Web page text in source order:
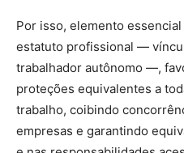
Por isso, elemento
estatuto profissional —
trabalhador autônomo —,
proteções equivalentes a
trabalho, coibindo
empresas e garantindo